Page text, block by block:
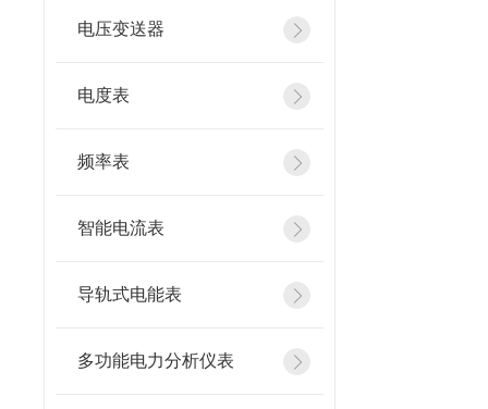
电压变送器
电度表
频率表
智能电流表
导轨式电能表
多功能电力分析仪表